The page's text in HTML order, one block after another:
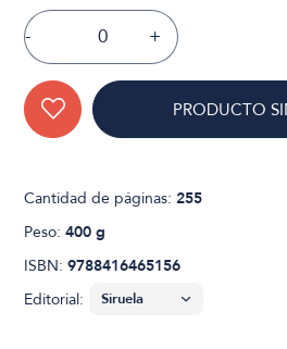
- +
PRODUCTO
Cantidad de páginas:255
Peso:400 g
ISBN:9788416465156
Editorial: